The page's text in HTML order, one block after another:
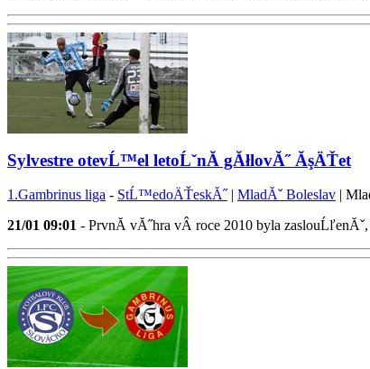
Sylvestre otevĹ™el letoĹˇnĂ­ gĂłlovĂ˝ ĂşÄŤet
1.Gambrinus liga - StĹ™edoÄŤeskĂ˝| MladĂˇ Boleslav |
21/01 09:01 - PrvnĂ­ vĂ˝hra vÂ roce 2010 byla